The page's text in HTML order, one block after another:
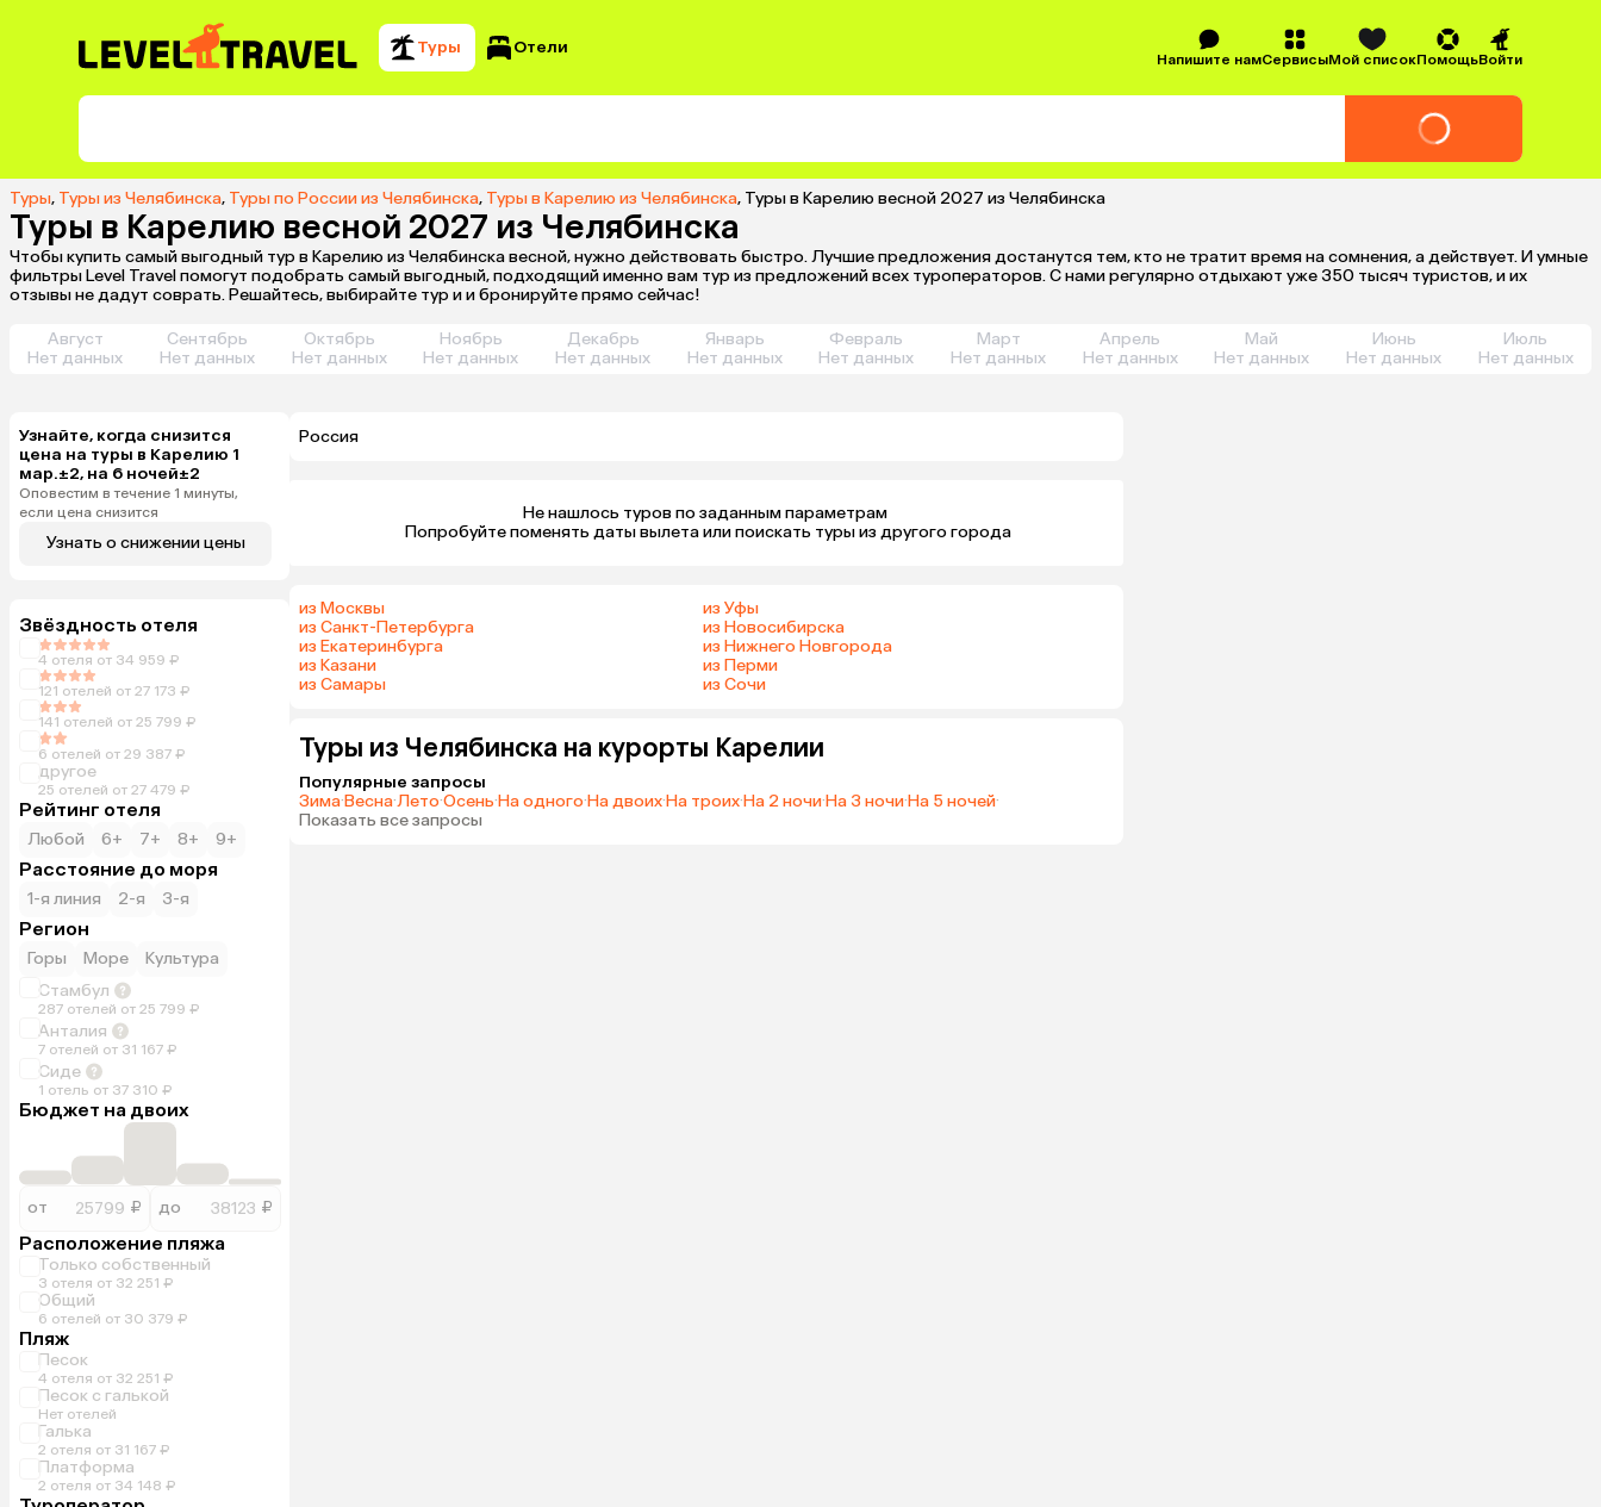
Туры Отели
Напишите намСервисыМой списокПомощьВойти
Туры, Туры из Челябинска, Туры по России из Челябинска, Туры в Карелию из Челябинска, Туры в Карелию весной 2027 из Челябинска
Туры в Карелию весной 2027 из Челябинска
Чтобы купить самый выгодный тур в Карелию из Челябинска весной, нужно действовать быстро. Лучшие предложения достанутся тем, кто не тратит время на сомнения, а действует. И умные
фильтры Level Travel помогут подобрать самый выгодный, подходящий именно вам тур из предложений всех туроператоров. С нами регулярно отдыхают уже 350 тысяч туристов, и их
отзывы не дадут соврать. Решайтесь, выбирайте тур и и бронируйте прямо сейчас!
Август
Нет данных
Сентябрь
Нет данных
Октябрь
Нет данных
Ноябрь
Нет данных
Декабрь
Нет данных
Январь
Нет данных
Февраль
Нет данных
Март
Нет данных
Апрель
Нет данных
Май
Нет данных
Июнь
Нет данных
Июль
Нет данных
Узнайте, когда снизится
цена на туры в Карелию 1
мар.±2, на 6 ночей±2
Оповестим в течение 1 минуты,
если цена снизится
Узнать о снижении цены
Звёздность отеля
4 отеля от 34 959 ₽
121 отелей от 27 173 ₽
141 отелей от 25 799 ₽
6 отелей от 29 387 ₽
другое
25 отелей от 27 479 ₽
Рейтинг отеля
Любой 6+ 7+ 8+ 9+
Расстояние до моря
1-я линия 2-я 3-я
Регион
Горы Море
Культура
Стамбул
287 отелей от 25 799 ₽
Анталия
7 отелей от 31 167 ₽
Сиде
1 отель от 37 310 ₽
Бюджет на двоих
от ₽ до ₽
Расположение пляжа
Только собственный
3 отеля от 32 251 ₽
Общий
6 отелей от 30 379 ₽
Пляж
Песок
4 отеля от 32 251 ₽
Песок с галькой
Нет отелей
Галька
2 отеля от 31 167 ₽
Платформа
2 отеля от 34 148 ₽
Россия
Не нашлось туров по заданным параметрам
Попробуйте поменять даты вылета или поискать туры из другого города
из Москвы
из Санкт-Петербурга
из Екатеринбурга
из Казани
из Самары
из Уфы
из Новосибирска
из Нижнего Новгорода
из Перми
из Сочи
Туры из Челябинска на курорты Карелии
Популярные запросы
Зима·Весна·Лето·Осень·На одного·На двоих·На троих·На 2 ночи·На 3 ночи·На 5 ночей·
Показать все запросы